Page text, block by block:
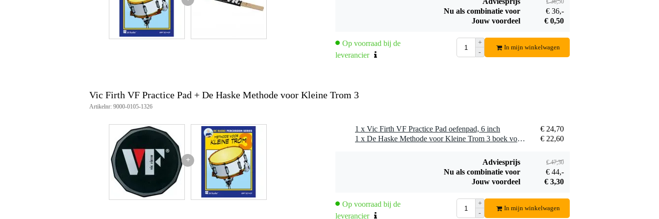
Fazley PDP-Sticky
€ 36,50
Nu als combinatie voor
€ 36,-
Jouw voordeel
€ 0,50
Op voorraad bij de
leverancier
+
-
In mijn winkelwagen
Vic Firth VF Practice Pad + De Haske Methode voor Kleine Trom 3
Artikelnr: 9000-0105-1326
+
1 x Vic Firth VF Practice Pad oefenpad, 6 inch
€ 24,70
1 x De Haske Methode voor Kleine Trom 3 boek voor snare drum
€ 22,60
Adviesprijs € 47,30
Nu als combinatie voor
€ 44,-
Jouw voordeel
€ 3,30
Op voorraad bij de
leverancier
+
-
In mijn winkelwagen